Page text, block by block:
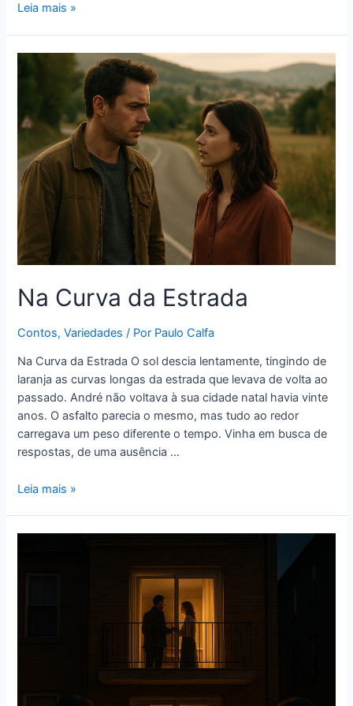
Leia mais »
Na Curva da Estrada
Contos,Variedades / Por Paulo Calfa
Na Curva da Estrada O sol descia lentamente, tingindo de
laranja as curvas longas da estrada que levava de volta ao
passado. André não voltava à sua cidade natal havia vinte
anos. O asfalto parecia o mesmo, mas tudo ao redor
carregava um peso diferente o tempo. Vinha em busca de
respostas, de uma ausência …
Leia mais »